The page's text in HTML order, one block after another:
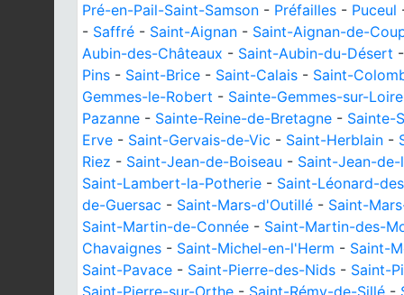
Pré-en-Pail-Saint-Samson - Préfailles - Puceul
- Saffré - Saint-Aignan - Saint-Aignan-de-
Aubin-des-Châteaux - Saint-Aubin-du-Désert
Pins - Saint-Brice - Saint-Calais - Saint-
Gemmes-le-Robert - Sainte-Gemmes-sur-Loire
Pazanne - Sainte-Reine-de-Bretagne - Sainte-
Erve - Saint-Gervais-de-Vic - Saint-Herblain -
Riez - Saint-Jean-de-Boiseau - Saint-Jean-
Saint-Lambert-la-Potherie - Saint-Léonard-
de-Guersac - Saint-Mars-d'Outillé - Saint-
Saint-Martin-de-Connée - Saint-Martin-des-
Chavaignes - Saint-Michel-en-l'Herm - Saint-
Saint-Pavace - Saint-Pierre-des-Nids - Saint-
Saint-Pierre-sur-Orthe - Saint-Rémy-de-Sillé -